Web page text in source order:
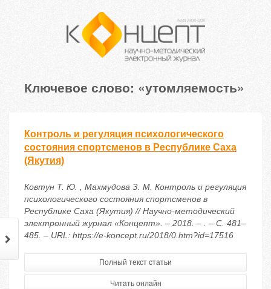
Ключевое слово: «утомляемость»
Контроль и регуляция психологического
состояния спортсменов в Республике Саха
(Якутия)
Ковтун Т. Ю. , Махмудова З. М. Контроль и регуляция
психологического состояния спортсменов в
Республике Саха (Якутия) // Научно-методический
электронный журнал «Концепт». – 2018. – . – С. 481–
485. – URL: https://e-koncept.ru/2018/0.htm?id=17516
Полный текст статьи
Читать онлайн